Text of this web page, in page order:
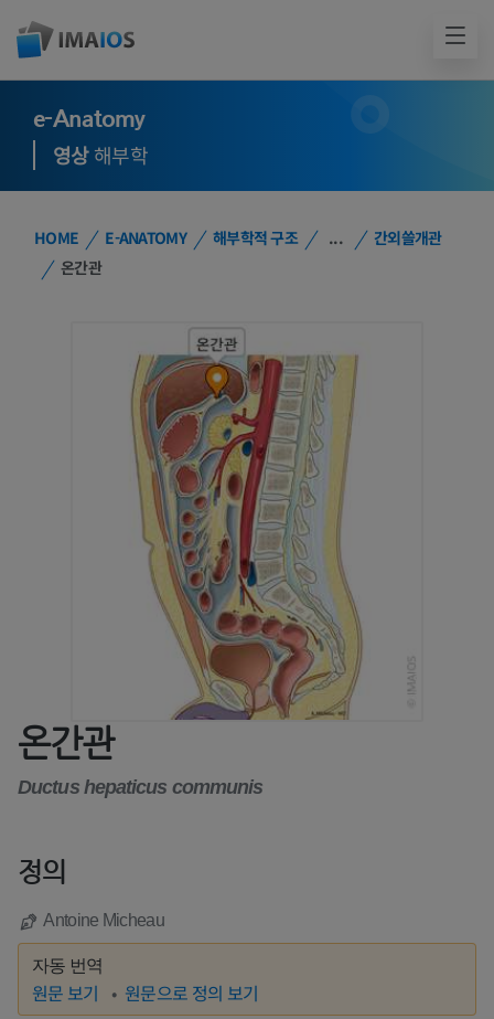
e-Anatomy
영상해부학
HOME E-ANATOMY 해부학적 구조 ...
간외쓸개관
온간관
온간관
Ductus hepaticus communis
정의
Antoine Micheau
자동 번역
원문 보기 원문으로 정의 보기